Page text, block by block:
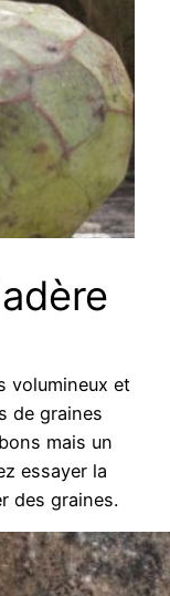
volumineux et
de graines
mais un
essayer la
des graines.